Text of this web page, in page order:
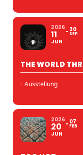
2026
11
JUN
20
SEP
THE WORLD
: Ausstellung
2026
20
JUN
07
FEB